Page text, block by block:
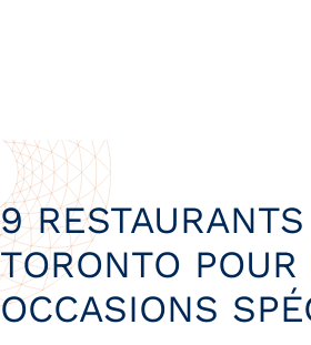
9
TORONTO POUR
OCCASIONS